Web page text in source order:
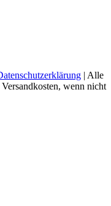
| Alle
wenn nicht